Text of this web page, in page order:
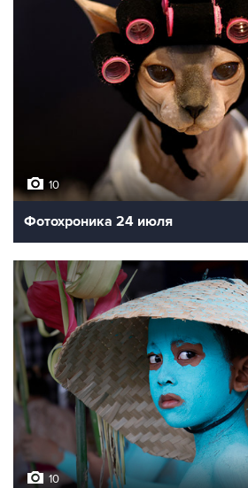
10
Фотохроника 24 июля
10